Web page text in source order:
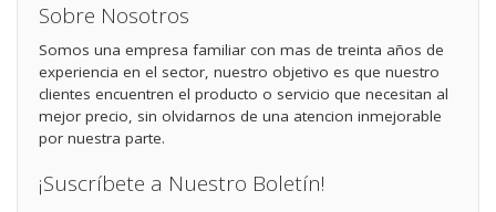
Sobre Nosotros
Somos una empresa familiar con mas de treinta años de
experiencia en el sector, nuestro objetivo es que nuestro
clientes encuentren el producto o servicio que necesitan al
mejor precio, sin olvidarnos de una atencion inmejorable
por nuestra parte.
¡Suscríbete a Nuestro Boletín!